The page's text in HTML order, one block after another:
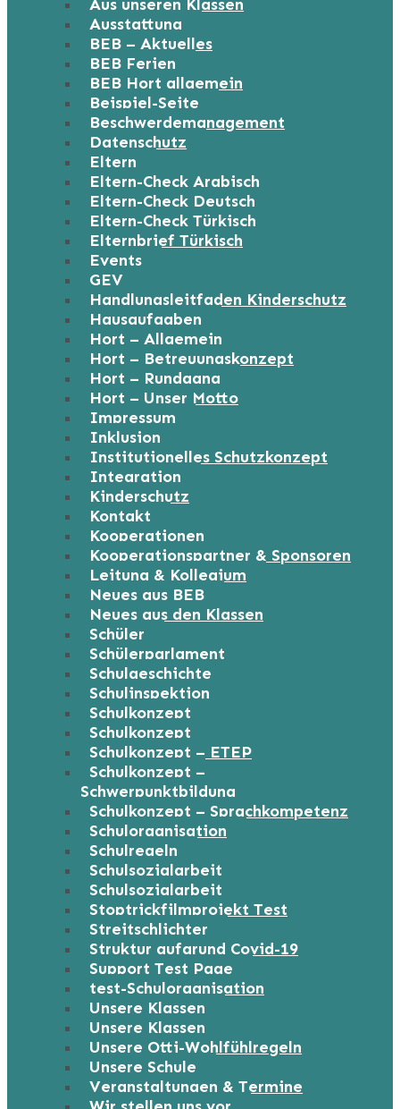
Aus unseren Klassen
Ausstattung
BEB – Aktuelles
BEB Ferien
BEB Hort allgemein
Beispiel-Seite
Beschwerdemanagement
Datenschutz
Eltern
Eltern-Check Arabisch
Eltern-Check Deutsch
Eltern-Check Türkisch
Elternbrief Türkisch
Events
GEV
Handlungsleitfaden Kinderschutz
Hausaufgaben
Hort – Allgemein
Hort – Betreuungskonzept
Hort – Rundgang
Hort – Unser Motto
Impressum
Inklusion
Institutionelles Schutzkonzept
Integration
Kinderschutz
Kontakt
Kooperationen
Kooperationspartner & Sponsoren
Leitung & Kollegium
Neues aus BEB
Neues aus den Klassen
Schüler
Schülerparlament
Schulgeschichte
Schulinspektion
Schulkonzept
Schulkonzept
Schulkonzept – ETEP
Schulkonzept –
Schwerpunktbildung
Schulkonzept – Sprachkompetenz
Schulorganisation
Schulregeln
Schulsozialarbeit
Schulsozialarbeit
Stoptrickfilmprojekt Test
Streitschlichter
Struktur aufgrund Covid-19
Support Test Page
test-Schulorganisation
Unsere Klassen
Unsere Klassen
Unsere Otti-Wohlfühlregeln
Unsere Schule
Veranstaltungen & Termine